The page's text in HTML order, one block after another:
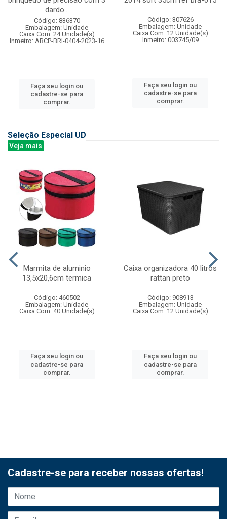
dardo...
Código: 836370
Embalagem: Unidade
Caixa Com: 24 Unidade(s)
Inmetro: ABCP-BRI-0404-2023-16
Faça seu login ou
cadastre-se para
comprar.
Código: 307626
Embalagem: Unidade
Caixa Com: 12 Unidade(s)
Inmetro: 003745/09
Faça seu login ou
cadastre-se para
comprar.
Seleção Especial UD
Veja mais
Marmita de aluminio
13,5x20,6cm termica
Código: 460502
Embalagem: Unidade
Caixa Com: 40 Unidade(s)
Faça seu login ou
cadastre-se para
comprar.
Caixa organizadora 40 litros
rattan preto
Código: 908913
Embalagem: Unidade
Caixa Com: 12 Unidade(s)
Faça seu login ou
cadastre-se para
comprar.
Cadastre-se para receber nossas ofertas!